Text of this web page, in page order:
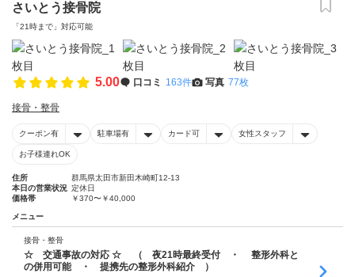
さいとう接骨院
「21時まで」対応可能
5.00 口コミ 163件 写真 77枚
接骨・整骨
クーポン有 駐車場有 カード可 女性スタッフ
お子様連れOK
住所
群馬県太田市新田木崎町12-13
本日の営業状況 定休日
価格帯
￥370〜￥40,000
メニュー
接骨・整骨
☆ 交通事故の対応 ☆ （ 夜21時最終受付 ・ 整形外科と
の併用可能 ・ 提携先の整形外科紹介 ）